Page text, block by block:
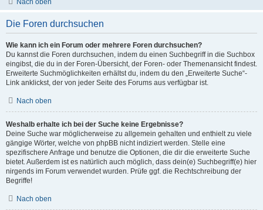
Nach oben
Die Foren durchsuchen
Wie kann ich ein Forum oder mehrere Foren durchsuchen?
Du kannst die Foren durchsuchen, indem du einen Suchbegriff in die Suchbox
eingibst, die du in der Foren-Übersicht, der Foren- oder Themenansicht findest.
Erweiterte Suchmöglichkeiten erhältst du, indem du den „Erweiterte Suche“-
Link anklickst, der von jeder Seite des Forums aus verfügbar ist.
Nach oben
Weshalb erhalte ich bei der Suche keine Ergebnisse?
Deine Suche war möglicherweise zu allgemein gehalten und enthielt zu viele
gängige Wörter, welche von phpBB nicht indiziert werden. Stelle eine
spezifischere Anfrage und benutze die Optionen, die dir die erweiterte Suche
bietet. Außerdem ist es natürlich auch möglich, dass dein(e) Suchbegriff(e) hier
nirgends im Forum verwendet wurden. Prüfe ggf. die Rechtschreibung der
Begriffe!
Nach oben